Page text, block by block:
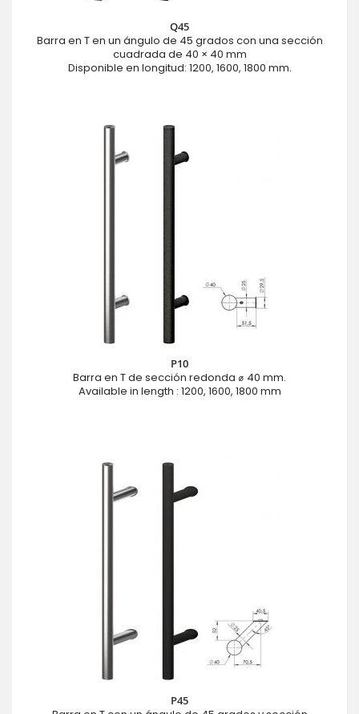
Q45
Barra en T en un ángulo de 45 grados con una sección
cuadrada de 40 × 40 mm
Disponible en longitud: 1200, 1600, 1800 mm.
P10
Barra en T de sección redonda ⌀ 40 mm.
Available in length : 1200, 1600, 1800 mm
P45